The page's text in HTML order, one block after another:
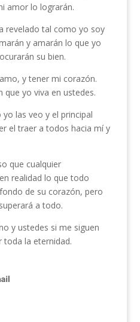
amor lo lograrán.
revelado tal como yo soy
y amarán lo que yo
su bien.
y tener mi corazón.
que yo viva en ustedes.
las veo y el principal
el traer a todos hacia mí y
que cualquier
realidad lo que todo
de su corazón, pero
a todo.
y ustedes si me siguen
toda la eternidad.